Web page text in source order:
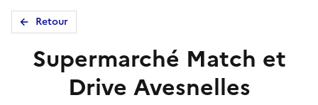
Retour
Supermarché Match et
Drive Avesnelles